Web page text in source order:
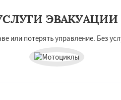
ЭВАКУАЦИИ
потерять управление. Без